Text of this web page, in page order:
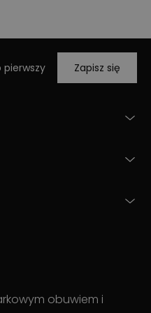
pierwszy Zapisz się
obuwiem i